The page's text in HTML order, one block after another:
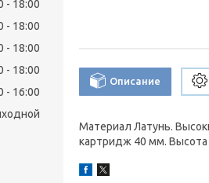
Описание
Материал Латунь.
картридж 40 мм. Высота
18:00
18:00
18:00
18:00
16:00